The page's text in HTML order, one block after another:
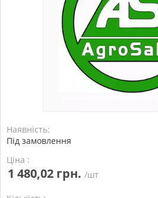
Наявність:
Під замовлення
Ціна :
1 480,02 грн. /шт